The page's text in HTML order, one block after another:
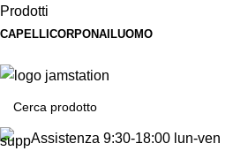
Prodotti
CAPELLI CORPONAILUOMO
Assistenza 9:30-18:00 lun-ven